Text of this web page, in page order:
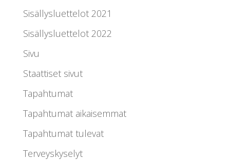
Sisällysluettelot 2021
Sisällysluettelot 2022
Sivu
Staattiset sivut
Tapahtumat
Tapahtumat aikaisemmat
Tapahtumat tulevat
Terveyskyselyt